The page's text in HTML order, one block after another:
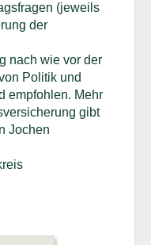
(jeweils
der
nach wie vor der
Politik und
empfohlen. Mehr
gibt
Jochen